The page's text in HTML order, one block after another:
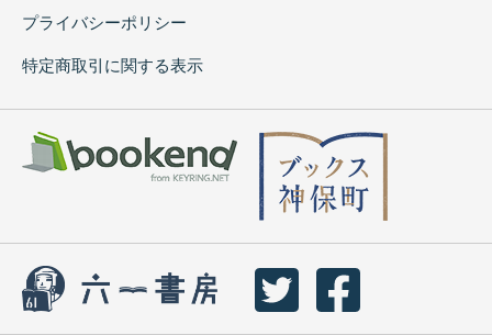
プライバシーポリシー
特定商取引に関する表示